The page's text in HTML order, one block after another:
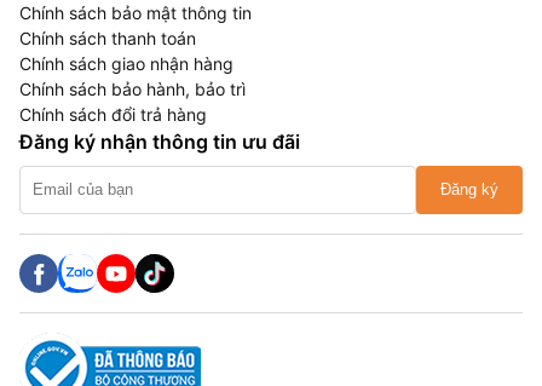
Chính sách bảo mật thông tin
Chính sách thanh toán
Chính sách giao nhận hàng
Chính sách bảo hành, bảo trì
Chính sách đổi trả hàng
Đăng ký nhận thông tin ưu đãi
Đăng ký